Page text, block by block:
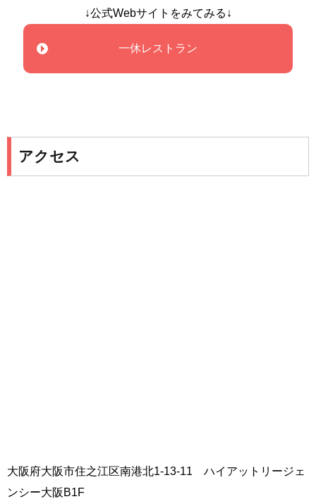
↓公式Webサイトをみてみる↓
一休レストラン
アクセス
大阪府大阪市住之江区南港北1-13-11 ハイアットリージェ
ンシー大阪B1F